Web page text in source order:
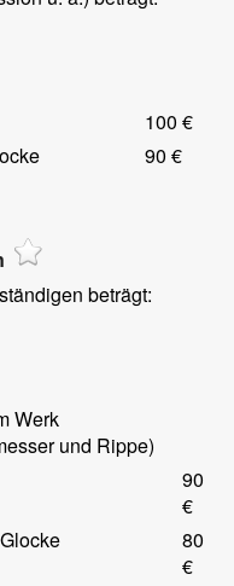
100 €
90 €
beträgt:
Werk
und Rippe)
90
€
80
€